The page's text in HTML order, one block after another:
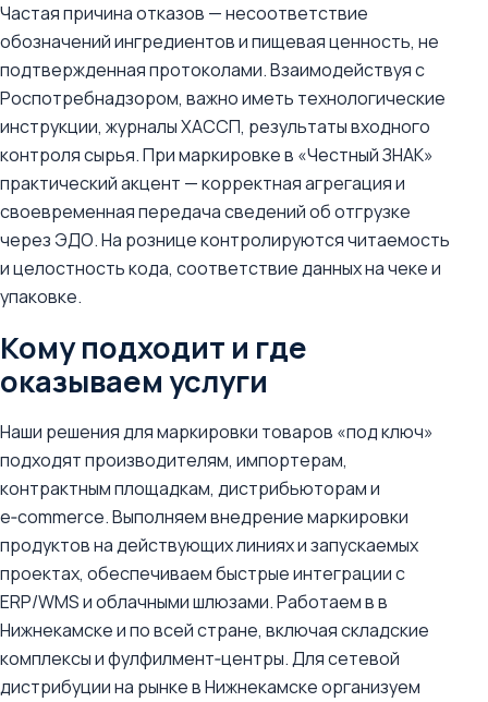
Частая причина отказов — несоответствие
обозначений ингредиентов и пищевая ценность, не
подтвержденная протоколами. Взаимодействуя с
Роспотребнадзором, важно иметь технологические
инструкции, журналы ХАССП, результаты входного
контроля сырья. При маркировке в «Честный ЗНАК»
практический акцент — корректная агрегация и
своевременная передача сведений об отгрузке
через ЭДО. На рознице контролируются читаемость
и целостность кода, соответствие данных на чеке и
упаковке.
Кому подходит и где
оказываем услуги
Наши решения для маркировки товаров «под ключ»
подходят производителям, импортерам,
контрактным площадкам, дистрибьюторам и
e‑commerce. Выполняем внедрение маркировки
продуктов на действующих линиях и запускаемых
проектах, обеспечиваем быстрые интеграции с
ERP/WMS и облачными шлюзами. Работаем в в
Нижнекамске и по всей стране, включая складские
комплексы и фулфилмент‑центры. Для сетевой
дистрибуции на рынке в Нижнекамске организуем